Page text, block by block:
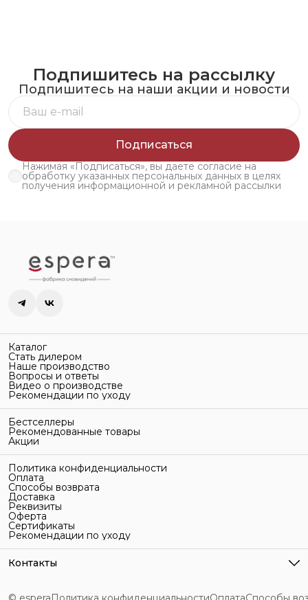
Подпишитесь на рассылку
Подпишитесь на наши акции и новости
Подписаться
Нажимая «Подписаться», вы даете согласие на
обработку указанных персональных данных в целях
получения информационной и рекламной рассылки
Каталог
Стать дилером
Наше производство
Вопросы и ответы
Видео о производстве
Рекомендации по уходу
Бестселлеры
Рекомендованные товары
Акции
Политика конфиденциальности
Оплата
Способы возврата
Доставка
Реквизиты
Оферта
Сертификаты
Рекомендации по уходу
Контакты